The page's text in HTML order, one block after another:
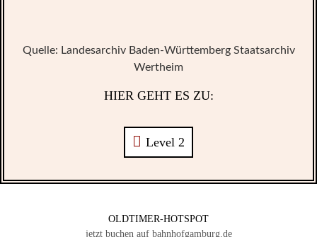
Quelle: Landesarchiv Baden-Württemberg Staatsarchiv
Wertheim
HIER GEHT ES ZU:
Level 2
OLDTIMER-HOTSPOT
jetzt buchen auf bahnhofgamburg.de